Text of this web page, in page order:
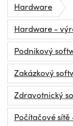
Hardware
Hardware -
Podnikový
Zakázkový
Zdravotnický
Počítačové sítě